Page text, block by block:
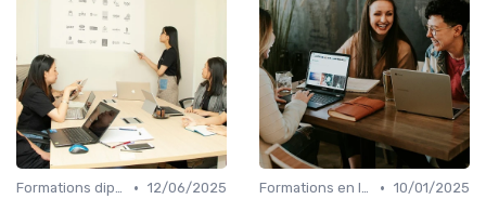
Formations diplômantes • 12/06/2025
Formations en ligne • 10/01/2025